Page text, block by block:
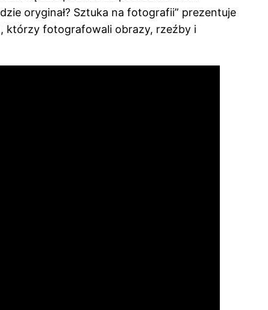
oryginał? Sztuka na fotografii” prezentuje
którzy fotografowali obrazy, rzeźby i